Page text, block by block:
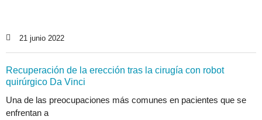
21 junio 2022
Recuperación de la erección tras la cirugía con robot
quirúrgico Da Vinci
Una de las preocupaciones más comunes en pacientes que se
enfrentan a